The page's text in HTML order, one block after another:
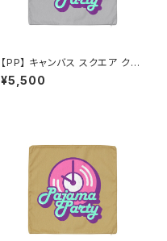
【PP】 キャンバス スクエア クッ
ションカバー（ライトグレー）
¥5,500